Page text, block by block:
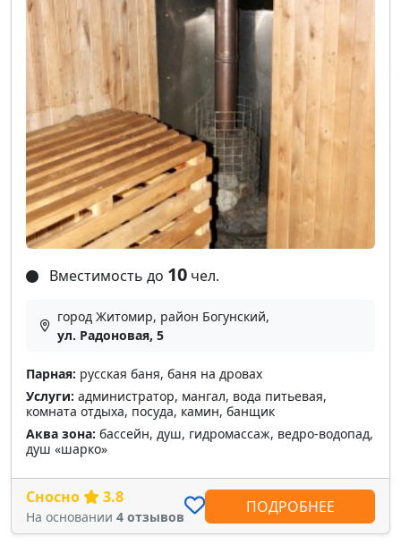
Вместимость до 10 чел.
город Житомир, район Богунский,
ул. Радоновая, 5
Парная: русская баня, баня на дровах
Услуги: администратор, мангал, вода питьевая,
комната отдыха, посуда, камин, банщик
Аква зона: бассейн, душ, гидромассаж, ведро-водопад,
душ «шарко»
Сносно 3.8
На основании 4 отзывов
ПОДРОБНЕЕ